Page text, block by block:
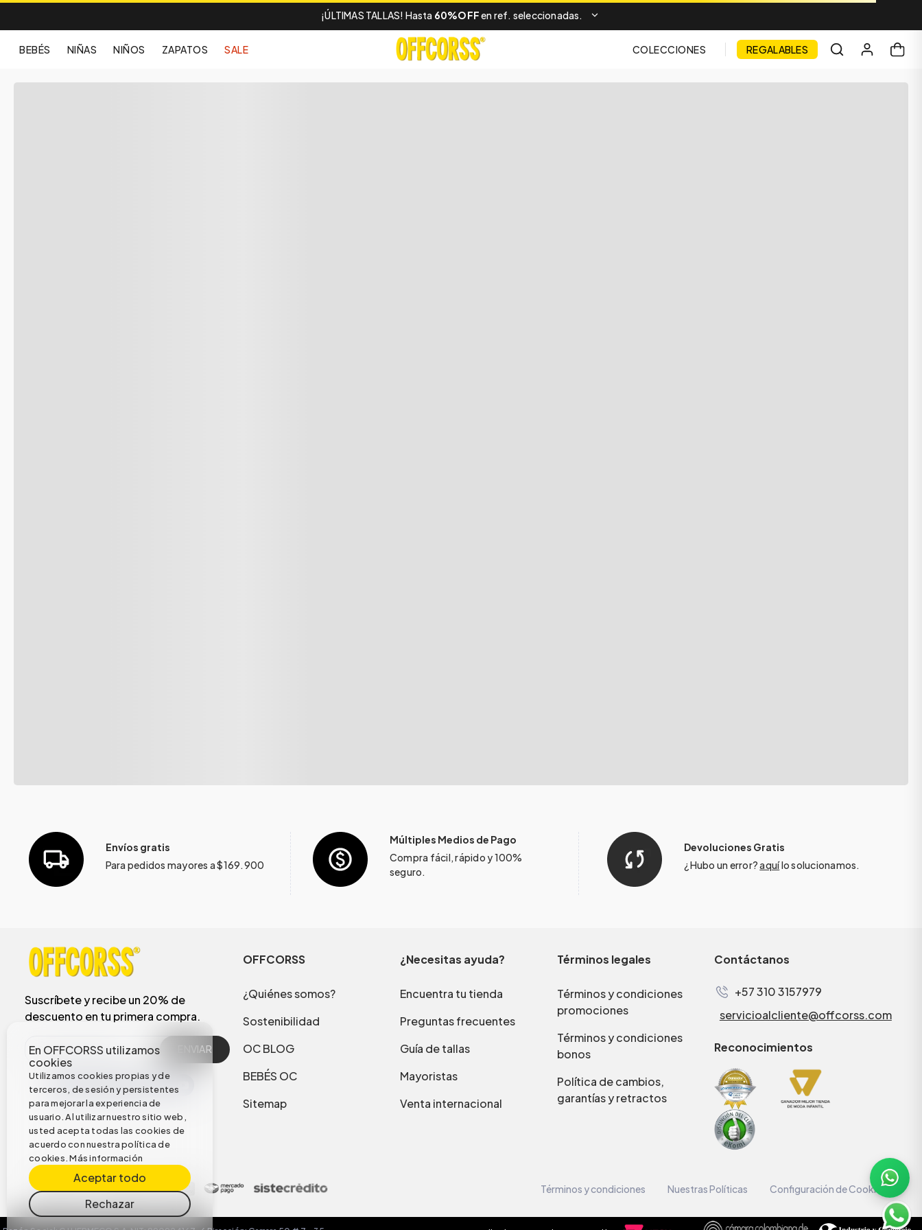
¡ÚLTIMAS TALLAS! Hasta 60%OFFen ref. seleccionadas.
BEBÉS NIÑAS NIÑOS ZAPATOS SALE COLECCIONES REGALABLES
En OFFCORSS utilizamos
cookies
Utilizamos cookies propias y de
terceros, de sesión y persistentes
para mejorar la experiencia de
usuario. Al utilizar nuestro sitio web,
usted acepta todas las cookies de
acuerdo con nuestra política de
cookies.Más información
Aceptar todo
Rechazar
Envíos gratis
Para pedidos mayores a $169.900
Múltiples Medios de Pago
Compra fácil, rápido y 100%
seguro.
Devoluciones Gratis
¿Hubo un error?aquílo solucionamos.
Suscríbete y recibe un 20% de
descuento en tu primera compra.
ENVIAR
OFFCORSS
¿Quiénes somos?
Sostenibilidad
OC BLOG
BEBÉS OC
Sitemap
¿Necesitas ayuda?
Encuentra tu tienda
Preguntas frecuentes
Guía de tallas
Mayoristas
Venta internacional
Términos legales
Términos y condiciones
promociones
Términos y condiciones
bonos
Política de cambios,
garantías y retractos
Contáctanos
+57 310 3157979
servicioalcliente@offcorss.com
Reconocimientos
Términos y condiciones Nuestras Políticas Configuración de Cookies